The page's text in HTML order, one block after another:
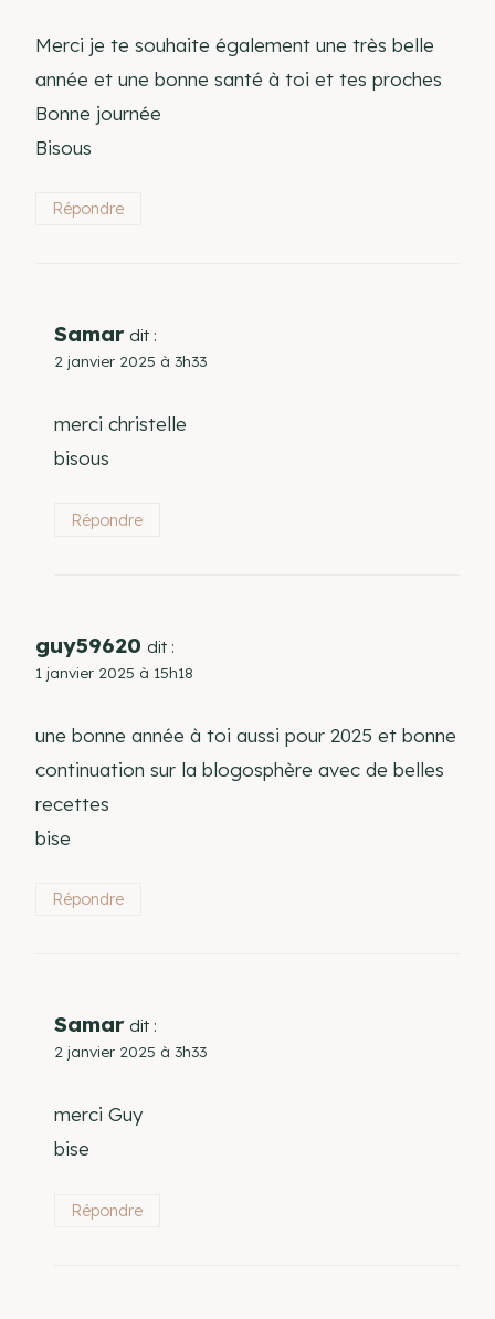
Merci je te souhaite également une très belle
année et une bonne santé à toi et tes proches
Bonne journée
Bisous
Répondre
Samar dit :
2 janvier 2025 à 3h33
merci christelle
bisous
Répondre
guy59620 dit :
1 janvier 2025 à 15h18
une bonne année à toi aussi pour 2025 et bonne
continuation sur la blogosphère avec de belles
recettes
bise
Répondre
Samar dit :
2 janvier 2025 à 3h33
merci Guy
bise
Répondre